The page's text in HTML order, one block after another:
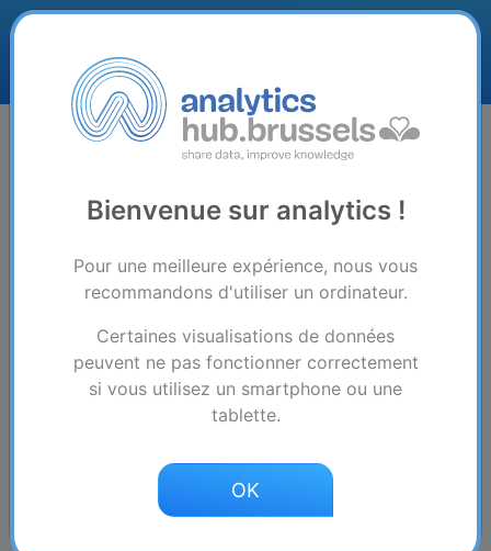
Sélectionnez la vue de votre
Plus de 50 quartiers analysés
Lequel vous intéresse ?
Bienvenue sur analytics !
Pour une meilleure expérience, nous vous
recommandons d'utiliser un ordinateur.
Certaines visualisations de données
peuvent ne pas fonctionner correctement
si vous utilisez un smartphone ou une
tablette.
OK